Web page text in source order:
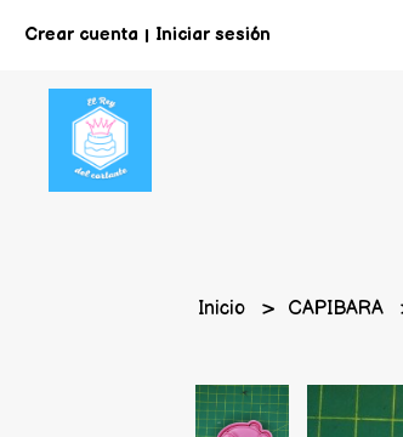
Crear cuenta | Iniciar sesión
Inicio CAPIBARA